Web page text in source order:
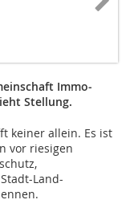
Immo­
Stellung.
keiner allein. Es ist
vor riesigen
Land-